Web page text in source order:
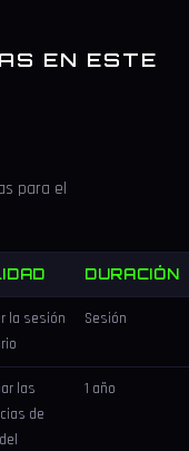
EN ESTE
para el
DURACIÓN
la sesión
Sesión
las
de
1 año